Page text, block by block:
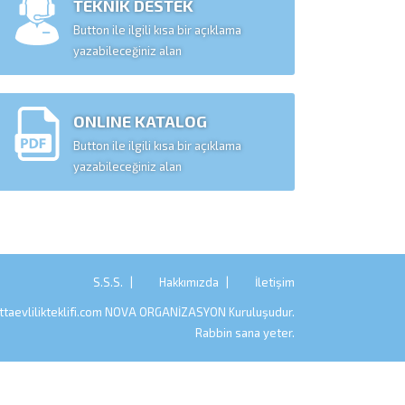
TEKNİK DESTEK
Button ile ilgili kısa bir açıklama
yazabileceğiniz alan
ONLINE KATALOG
Button ile ilgili kısa bir açıklama
yazabileceğiniz alan
S.S.S. Hakkımızda İletişim
NOVA ORGANİZASYON Kuruluşudur.
Rabbin sana yeter.